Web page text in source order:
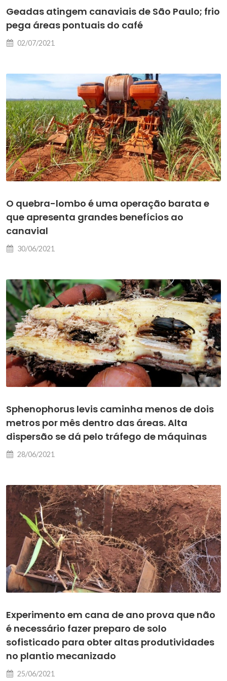
Geadas atingem canaviais de São Paulo; frio
pega áreas pontuais do café
02/07/2021
O quebra-lombo é uma operação barata e
que apresenta grandes benefícios ao
canavial
30/06/2021
Sphenophorus levis caminha menos de dois
metros por mês dentro das áreas. Alta
dispersão se dá pelo tráfego de máquinas
28/06/2021
Experimento em cana de ano prova que não
é necessário fazer preparo de solo
sofisticado para obter altas produtividades
no plantio mecanizado
25/06/2021